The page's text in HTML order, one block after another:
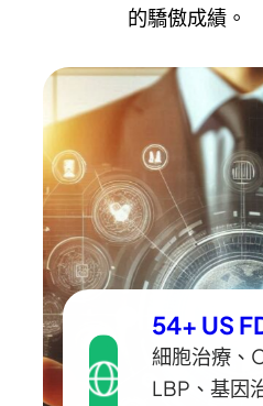
的驕傲成績。
54+ US
細胞治療、
LBP、基因